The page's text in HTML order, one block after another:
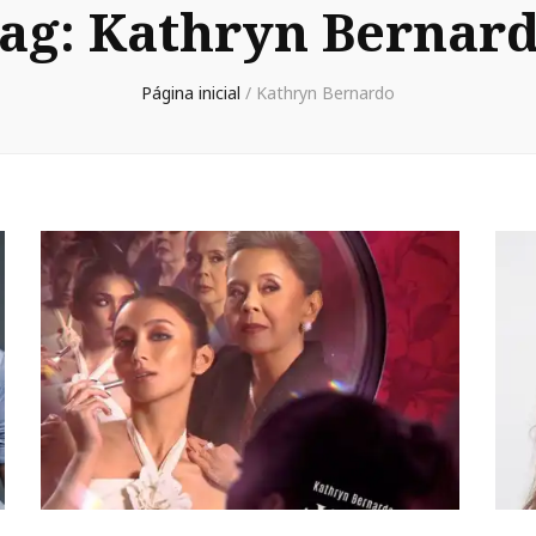
Kathryn
Página inicial / Kathryn Bernardo